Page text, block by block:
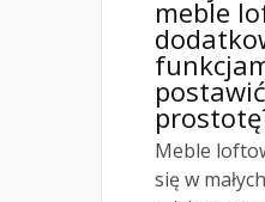
meble
Meble
się w